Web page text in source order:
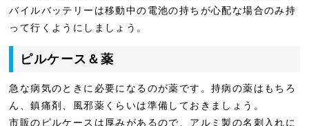
バイルバッテリーは移動中の電池の持ちが心配な場合のみ持
って行くようにしましょう。
ピルケース＆薬
急な病気のときに必要になるのが薬です。持病の薬はもちろ
ん、鎮痛剤、風邪薬くらいは準備しておきましょう。
市販のピルケースは厚みがあるので、アルミ製の名刺入れに